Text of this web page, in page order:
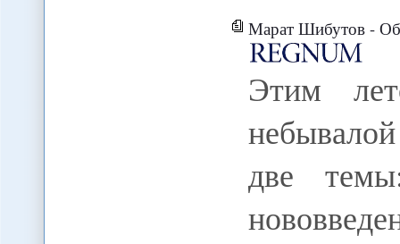
Марат Шибутов - Обзор
Этим
две